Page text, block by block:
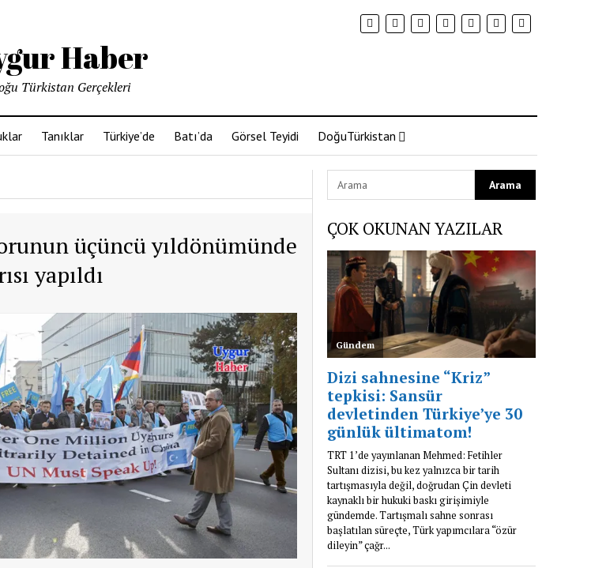
Haber
Türkistan Gerçekleri
Tanıklar Türkiye’de Batı’da Görsel Teyidi DoğuTürkistan
üçüncü yıldönümünde
yapıldı
ÇOK OKUNAN YAZILAR